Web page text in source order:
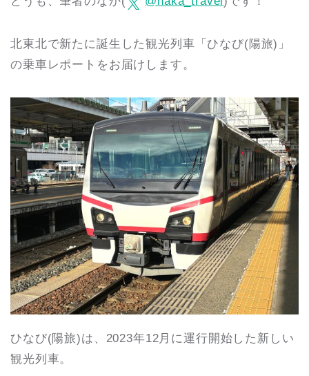
北東北で新たに誕生した観光列車「ひなび(陽旅)」
の乗車レポートをお届けします。
ひなび(陽旅)は、2023年12月に運行開始した新しい
観光列車。